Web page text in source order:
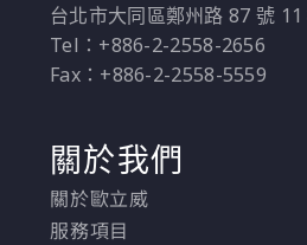
台北市大同區鄭州路 87 號 11
Tel：+886-2-2558-2656
Fax：+886-2-2558-5559
關於我們
關於歐立威
服務項目